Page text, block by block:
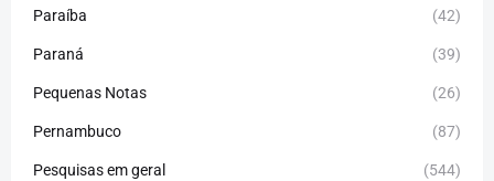
Paraíba (42)
Paraná (39)
Pequenas Notas (26)
Pernambuco (87)
Pesquisas em geral (544)